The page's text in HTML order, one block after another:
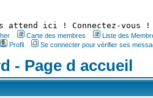
attend ici ! Connectez-vous !
Carte des membres
Liste des
Profil
Se connecter pour vérifier ses
- Page d accueil